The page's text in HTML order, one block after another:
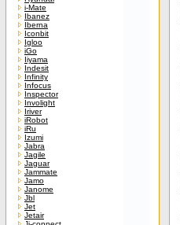
i-Mate
Ibanez
Iberna
Iconbit
Igloo
iGo
Iiyama
Indesit
Infinity
Infocus
Inspector
Involight
Iriver
iRobot
iRu
Izumi
Jabra
Jagile
Jaguar
Jammate
Jamo
Janome
Jbl
Jet
Jetair